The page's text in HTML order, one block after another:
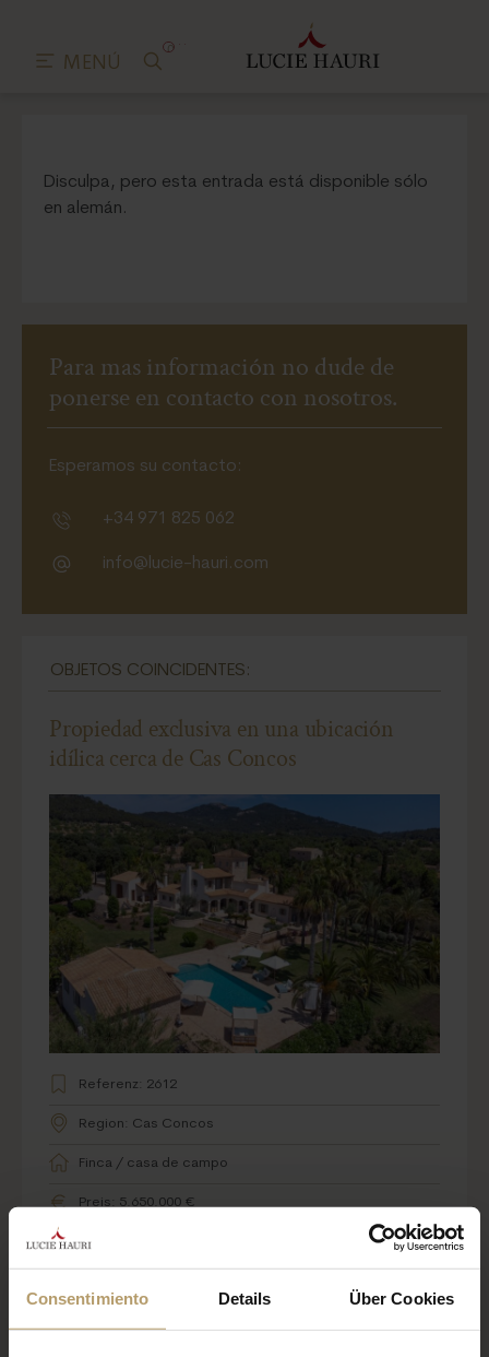
Consentimiento Details Über Cookies
MENÚ
0
Disculpa, pero esta entrada está disponible sólo
en alemán.
Para mas información no dude de
ponerse en contacto con nosotros.
Esperamos su contacto:
+34 971 825 062
info@lucie-hauri.com
OBJETOS COINCIDENTES:
Propiedad exclusiva en una ubicación
idílica cerca de Cas Concos
Referenz: 2612
Region: Cas Concos
Finca / casa de campo
Preis: 5.650.000 €
Encuentra más propiedades aquí